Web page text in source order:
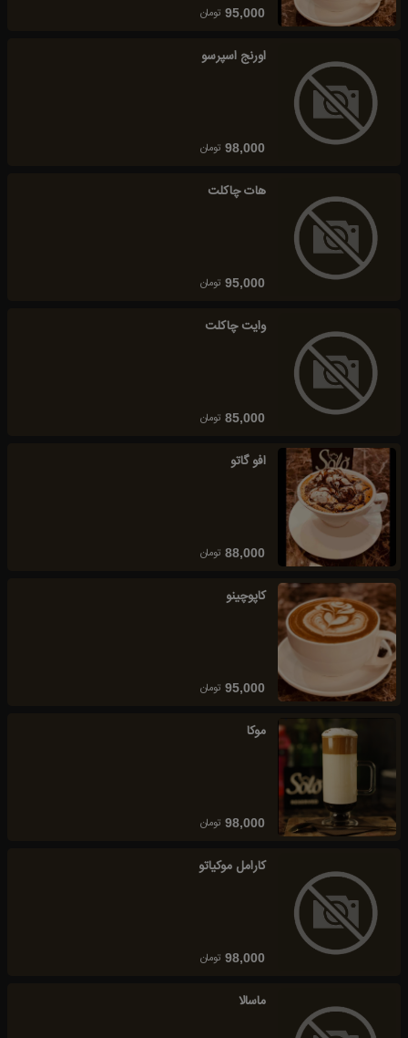
95,000 تومان
اورنج اسپرسو
98,000 تومان
هات چاکلت
95,000 تومان
وایت چاکلت
85,000 تومان
افو گاتو
88,000 تومان
کاپوچینو
95,000 تومان
موکا
98,000 تومان
کارامل موکیاتو
98,000 تومان
ماسالا